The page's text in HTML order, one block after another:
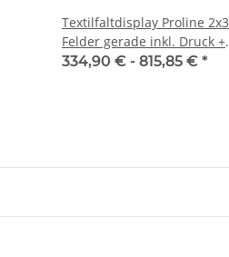
Textilfaltdisplay Proline 2x3
Felder gerade inkl. Druck +
Seitendruck
334,90 € - 815,85 € *